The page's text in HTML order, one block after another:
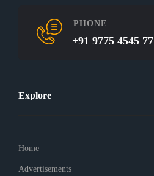
PHONE
+91 9775 4545 77
Explore
Home
Advertisements